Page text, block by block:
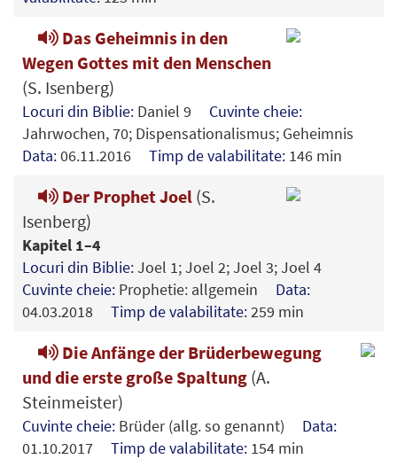
Das Geheimnis in den
Wegen Gottes mit den Menschen
(S. Isenberg)
Locuri din Biblie: Daniel 9 Cuvinte cheie:
Jahrwochen, 70; Dispensationalismus; Geheimnis
Data:06.11.2016 Timp de valabilitate: 146 min
Der Prophet Joel (S.
Isenberg)
Kapitel 1–4
Locuri din Biblie:Joel 1; Joel 2; Joel 3; Joel 4
Cuvinte cheie: Prophetie: allgemein Data:
04.03.2018 Timp de valabilitate:259 min
Die Anfänge der Brüderbewegung
und die erste große Spaltung (A.
Steinmeister)
Cuvinte cheie: Brüder (allg. so genannt) Data:
01.10.2017 Timp de valabilitate: 154 min